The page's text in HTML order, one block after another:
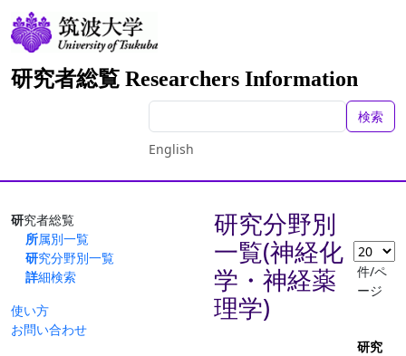
研究者総覧 Researchers Information
検索
English
研究者総覧
所属別一覧
研究分野別一覧
詳細検索
使い方
お問い合わせ
研究分野別
一覧(神経化
学・神経薬
理学)
件/ペ
ージ
研究